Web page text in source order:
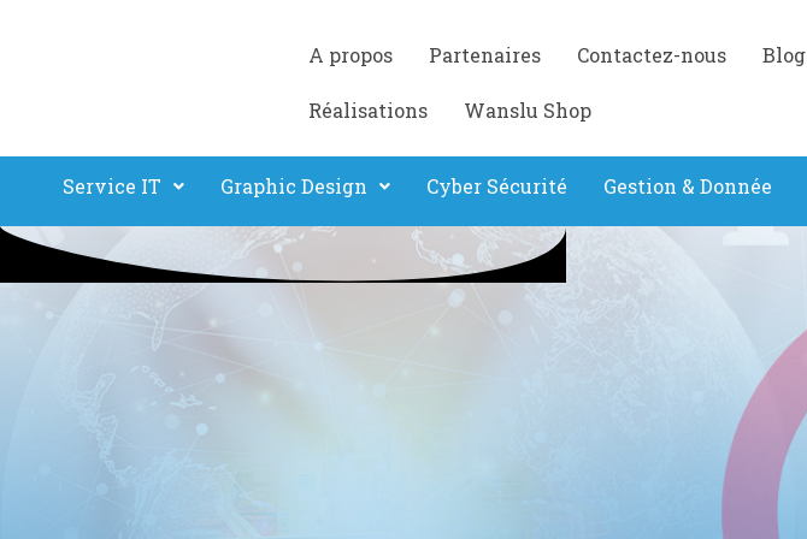
A propos Partenaires Contactez-nous Blog
Réalisations Wanslu Shop
Service IT Graphic Design Cyber Sécurité Gestion & Donnée